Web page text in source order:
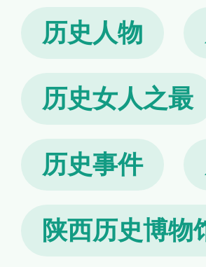
历史人物
历史女人之最
历史事件
陕西历史博物